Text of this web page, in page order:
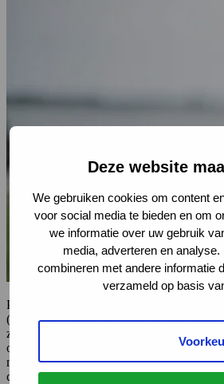
Deze website
We gebruiken cookies om content
voor social media te bieden en om
we informatie over uw gebruik
media, adverteren en
combineren met andere informatie
verzameld op basis
Professionals in een Kansrijke Start coalitie
(aanstaande) ouders te ondersteunen vóór,
zwangerschap. Maar het is soms een
ondersteuning goed aan te laten sluiten bij
migratieachtergrond. Sleutelpersonen –
cultuur van nieuwkomers kennen –